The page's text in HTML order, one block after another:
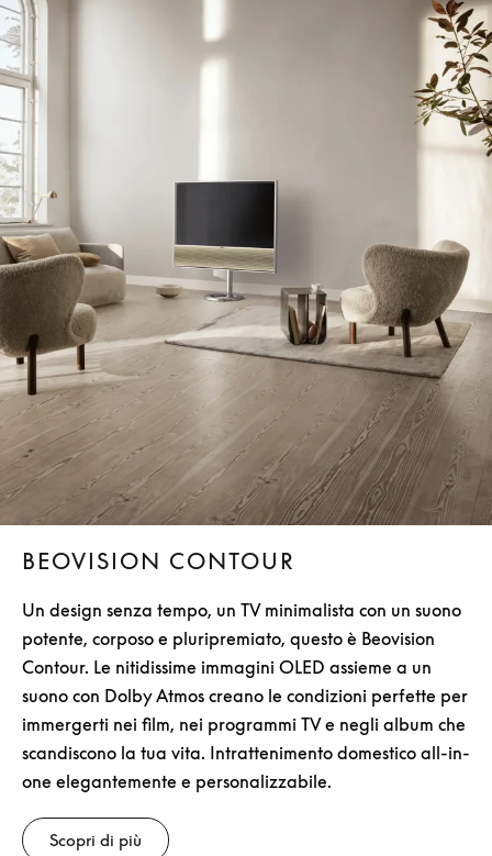
BEOVISION CONTOUR
Un design senza tempo, un TV minimalista con un suono
potente, corposo e pluripremiato, questo è Beovision
Contour. Le nitidissime immagini OLED assieme a un
suono con Dolby Atmos creano le condizioni perfette per
immergerti nei film, nei programmi TV e negli album che
scandiscono la tua vita. Intrattenimento domestico all-in-
one elegantemente e personalizzabile.
Scopri di più